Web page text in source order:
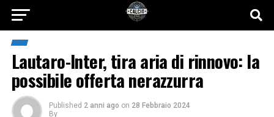
Lautaro-Inter, tira aria di rinnovo: la
possibile offerta nerazzurra
Published 2 anni ago on 28 Febbraio 2024
By